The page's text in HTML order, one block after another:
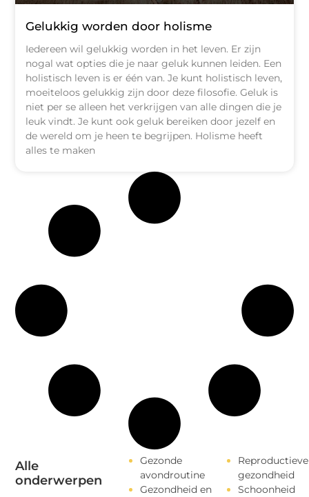
Gelukkig worden door holisme
Iedereen wil gelukkig worden in het leven. Er zijn
nogal wat opties die je naar geluk kunnen leiden. Een
holistisch leven is er één van. Je kunt holistisch leven,
moeiteloos gelukkig zijn door deze filosofie. Geluk is
niet per se alleen het verkrijgen van alle dingen die je
leuk vindt. Je kunt ook geluk bereiken door jezelf en
de wereld om je heen te begrijpen. Holisme heeft
alles te maken
Alle
onderwerpen
Gezonde
avondroutine
Gezondheid en
Reproductieve
gezondheid
Schoonheid